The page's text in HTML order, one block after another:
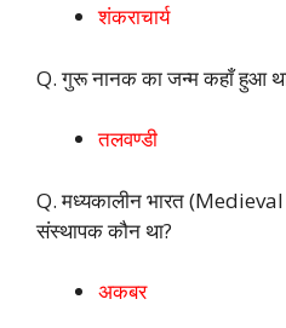
शंकराचार्य
Q. गुरू नानक का जन्म कहाँ हुआ
तलवण्डी
Q. मध्यकालीन भारत
संस्थापक कौन था?
अकबर